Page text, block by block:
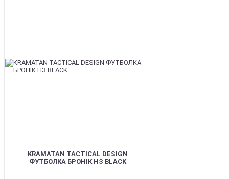
KRAMATAN TACTICAL DESIGN
ФУТБОЛКА БРОНІК НЗ BLACK